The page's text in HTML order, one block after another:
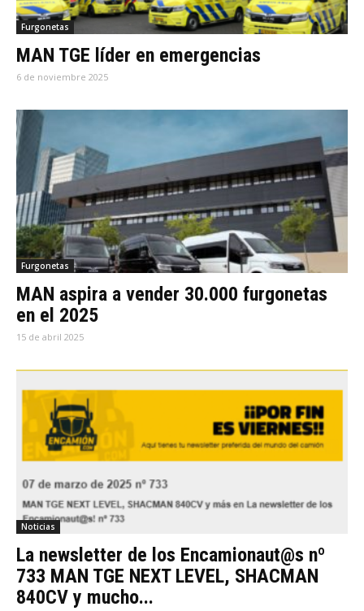
Furgonetas
MAN TGE líder en emergencias
6 de noviembre 2025
Furgonetas
MAN aspira a vender 30.000 furgonetas
en el 2025
15 de abril 2025
Noticias
La newsletter de los Encamionaut@s nº
733 MAN TGE NEXT LEVEL, SHACMAN
840CV y mucho...